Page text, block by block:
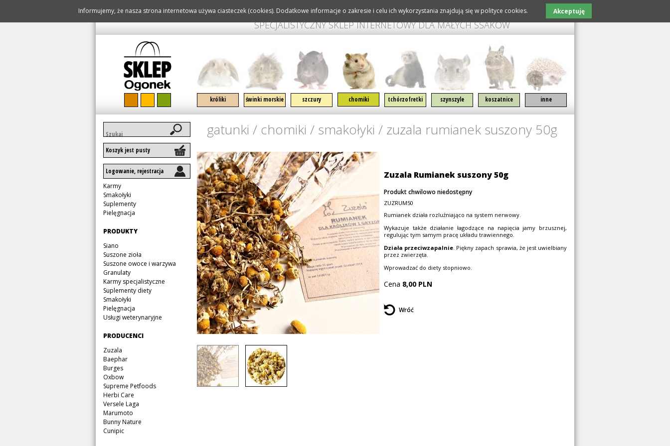
SPECJALISTYCZNY SKLEP INTERNETOWY DLA MAŁYCH SSAKÓW
pomiń nawigację
króliki
świnki morskie szczury chomiki tchórzofretki szynszyle koszatnice inne
gatunki / chomiki / smakołyki / zuzala rumianek suszony 50g
Zuzala Rumianek suszony 50g
Produkt chwilowo niedostępny
ZUZRUM50
Rumianek działa rozluźniająco na system nerwowy.
Wykazuje także działanie łagodzące na napięcia jamy brzusznej,
regulując tym samym pracę układu trawiennego.
Działa przeciwzapalnie. Piękny zapach sprawia, że jest uwielbiany
przez zwierzęta.
Wprowadzać do diety stopniowo.
Cena 8,00 PLN
Wróć
kluczowe
Koszyk jest pusty
Logowanie, rejestracja
Pomiń
nawigację
Karmy
Smakołyki
Suplementy
Pielęgnacja
Pomiń
nawigację
PRODUKTY
Pomiń
nawigację
Siano
Suszone zioła
Suszone owoce i warzywa
Granulaty
Karmy specjalistyczne
Suplementy diety
Smakołyki
Pielęgnacja
Usługi weterynaryjne
Pomiń
nawigację
PRODUCENCI
Pomiń
nawigację
Zuzala
Baephar
Burges
Oxbow
Supreme Petfoods
Herbi Care
Versele Laga
Marumoto
Bunny Nature
Cunipic
Informujemy, że nasza strona internetowa używa ciasteczek (cookies). Dodatkowe informacje o zakresie i celu ich wykorzystania znajdują się w polityce cookies. Akceptuję